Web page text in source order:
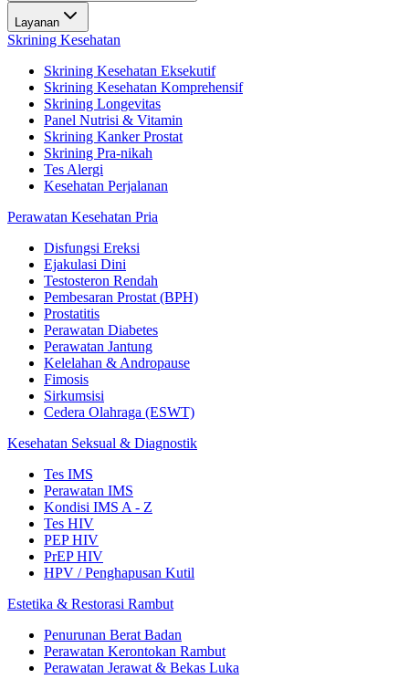
Layanan
Skrining Kesehatan
Skrining Kesehatan Eksekutif
Skrining Kesehatan Komprehensif
Skrining Longevitas
Panel Nutrisi & Vitamin
Skrining Kanker Prostat
Skrining Pra-nikah
Tes Alergi
Kesehatan Perjalanan
Perawatan Kesehatan Pria
Disfungsi Ereksi
Ejakulasi Dini
Testosteron Rendah
Pembesaran Prostat (BPH)
Prostatitis
Perawatan Diabetes
Perawatan Jantung
Kelelahan & Andropause
Fimosis
Sirkumsisi
Cedera Olahraga (ESWT)
Kesehatan Seksual & Diagnostik
Tes IMS
Perawatan IMS
Kondisi IMS A - Z
Tes HIV
PEP HIV
PrEP HIV
HPV / Penghapusan Kutil
Estetika & Restorasi Rambut
Penurunan Berat Badan
Perawatan Kerontokan Rambut
Perawatan Jerawat & Bekas Luka